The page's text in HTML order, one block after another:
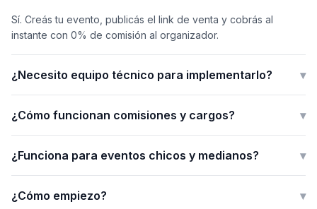
Sí. Creás tu evento, publicás el link de venta y cobrás al
instante con 0% de comisión al organizador.
¿Necesito equipo técnico para implementarlo? ▾
¿Cómo funcionan comisiones y cargos? ▾
¿Funciona para eventos chicos y medianos? ▾
¿Cómo empiezo? ▾